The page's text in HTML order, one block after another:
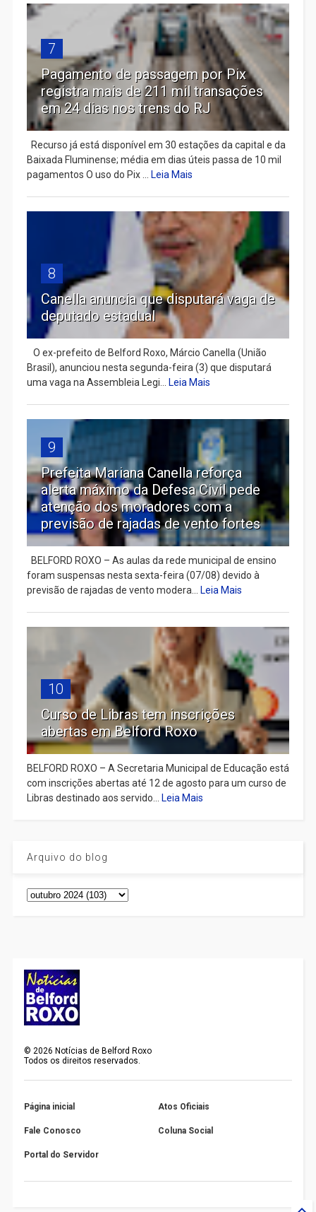
7
Pagamento de passagem por Pix
registra mais de 211 mil transações
em 24 dias nos trens do RJ
Recurso já está disponível em 30 estações da capital e da
Baixada Fluminense; média em dias úteis passa de 10 mil
pagamentos O uso do Pix ... Leia Mais
8
Canella anuncia que disputará vaga de
deputado estadual
​ O ex-prefeito de Belford Roxo, Márcio Canella (União
Brasil), anunciou nesta segunda-feira (3) que disputará
uma vaga na Assembleia Legi... Leia Mais
9
Prefeita Mariana Canella reforça
alerta máximo da Defesa Civil pede
atenção dos moradores com a
previsão de rajadas de vento fortes
BELFORD ROXO – As aulas da rede municipal de ensino
foram suspensas nesta sexta-feira (07/08) devido à
previsão de rajadas de vento modera... Leia Mais
10
Curso de Libras tem inscrições
abertas em Belford Roxo
BELFORD ROXO – A Secretaria Municipal de Educação está
com inscrições abertas até 12 de agosto para um curso de
Libras destinado aos servido... Leia Mais
Arquivo do blog
©2026 Notícias de Belford Roxo
Todos os direitos reservados.
Página inicial Atos Oficiais
Fale Conosco Coluna Social
Portal do Servidor